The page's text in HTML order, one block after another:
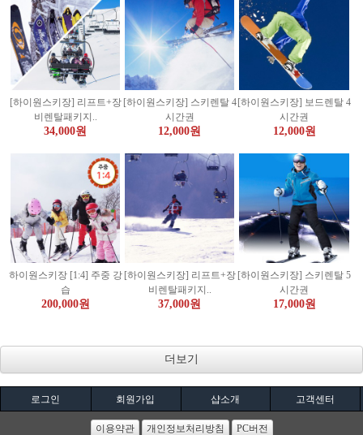
[하이원스키장] 리프트+장
비렌탈패키지..
34,000원
[하이원스키장] 스키렌탈 4
시간권
12,000원
[하이원스키장] 보드렌탈 4
시간권
12,000원
하이원스키장 [1:4] 주중 강
습
200,000원
[하이원스키장] 리프트+장
비렌탈패키지..
37,000원
[하이원스키장] 스키렌탈 5
시간권
17,000원
더보기
로그인 회원가입 샵소개 고객센터
이용약관 개인정보처리방침 PC버전